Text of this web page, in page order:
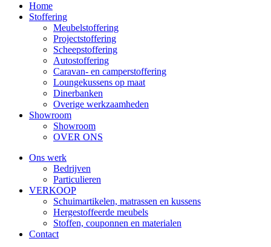
Home
Stoffering
Meubelstoffering
Projectstoffering
Scheepstoffering
Autostoffering
Caravan- en camperstoffering
Loungekussens op maat
Dinerbanken
Overige werkzaamheden
Showroom
Showroom
OVER ONS
Ons werk
Bedrijven
Particulieren
VERKOOP
Schuimartikelen, matrassen en kussens
Hergestoffeerde meubels
Stoffen, couponnen en materialen
Contact